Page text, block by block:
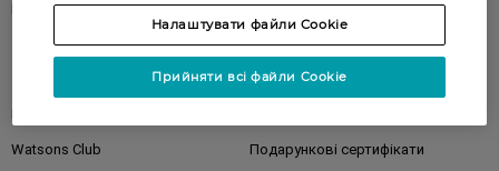
Бренди
Watsons Club Подарункові сертифікати
Налаштувати файли Cookie
Прийняти всі файли Cookie